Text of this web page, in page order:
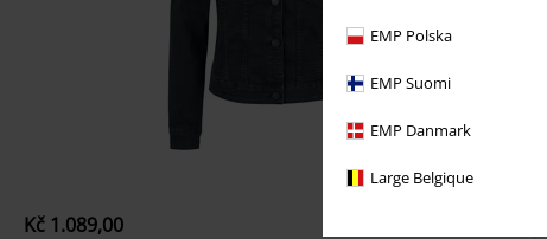
EMP Polska
EMP Suomi
EMP Danmark
Large Belgique
Kč 1.089,00